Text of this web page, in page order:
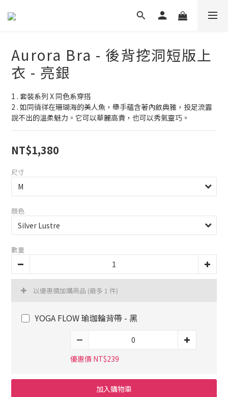
Aurora Bra - 後背挖洞短版上
衣 - 亮銀
1 . 套裝系列 X 同色系穿搭
2 . 如同徜徉在珊瑚海的美人魚，舉手蘊含著內斂典雅，投足流露
說不出的溫柔魅力。它可以華麗高貴，也可以秀氣靈巧。
NT$1,380
尺寸
顏色
數量
以優惠價加購商品 (最多 1 件)
YOGA FLOW 瑜珈輪背帶 - 黑
優惠價 NT$239
加入購物車